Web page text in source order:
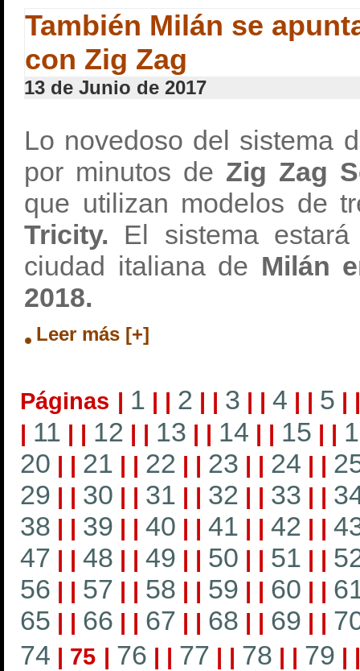
También Milán se
con Zig Zag
13 de Junio de 2017
Lo novedoso del sistema
por minutos de Zig Zag
que utilizan modelos de
Tricity. El sistema
ciudad italiana de Milán
2018.
Leer más [+]
Páginas | 1 | | 2 | | 3 | | 4 | | 5 |
| 11 | | 12 | | 13 | | 14 | | 15 | |
20 | | 21 | | 22 | | 23 | | 24 | |
29 | | 30 | | 31 | | 32 | | 33 | |
38 | | 39 | | 40 | | 41 | | 42 | |
47 | | 48 | | 49 | | 50 | | 51 | |
56 | | 57 | | 58 | | 59 | | 60 | |
65 | | 66 | | 67 | | 68 | | 69 | |
74 | 75 | 76 | | 77 | | 78 | | 79 |